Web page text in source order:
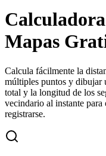
Mapas
Calcula fácilmente la
múltiples puntos y dibujar
total y la longitud de los
vecindario al instante
registrarse.